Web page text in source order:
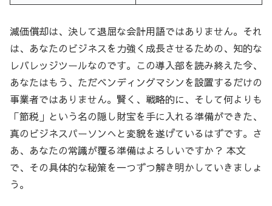
減価償却は、決して退屈な会計用語ではありません。それ
は、あなたのビジネスを力強く成長させるための、知的な
レバレッジツールなのです。この導入部を読み終えた今、
あなたはもう、ただベンディングマシンを設置するだけの
事業者ではありません。賢く、戦略的に、そして何よりも
「節税」という名の隠し財宝を手に入れる準備ができた、
真のビジネスパーソンへと変貌を遂げているはずです。さ
あ、あなたの常識が覆る準備はよろしいですか？ 本文
で、その具体的な秘策を一つずつ解き明かしていきましょ
う。